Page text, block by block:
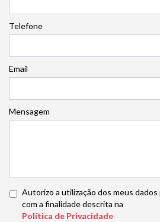
Telefone
Email
Mensagem
Autorizo a utilização dos meus
com a finalidade descrita na
Política de Privacidade